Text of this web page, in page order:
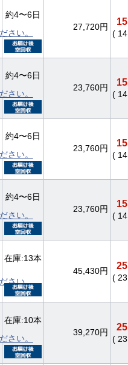
さい。
約4〜6日
27,720円
(
さい。
約4〜6日
23,760円
(
さい。
約4〜6日
23,760円
(
さい。
約4〜6日
23,760円
(
さい。
在庫:13本
45,430円
(
さい。
在庫:10本
39,270円
(